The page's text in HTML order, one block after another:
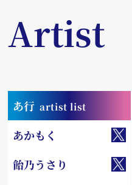
Artist
あ行 artist list
あかもく
飴乃うさり